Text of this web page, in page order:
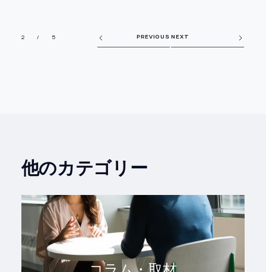
PREVIOUS NEXT
2 / 5
他のカテゴリー